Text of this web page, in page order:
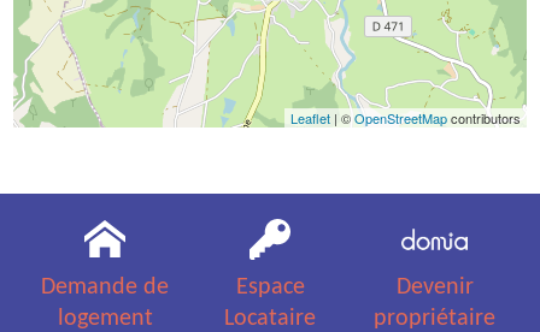
Leaflet| ©OpenStreetMapcontributors
Demande de
logement
Espace
Locataire
Devenir
propriétaire